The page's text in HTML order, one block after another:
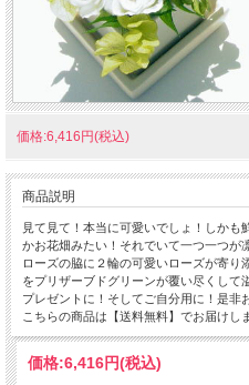
価格:6,416円(税込)
商品説明
見て見て！本当に可愛いでしょ！しかも
かお花畑みたい！それでいて一つ一つが
ローズの脇に２輪の可愛いローズが寄り
をプリザーブドグリーンが覆い尽くし
プレゼントに！そしてご自分用に！是非
こちらの商品は【送料無料】でお届けし
価格:6,416円(税込)